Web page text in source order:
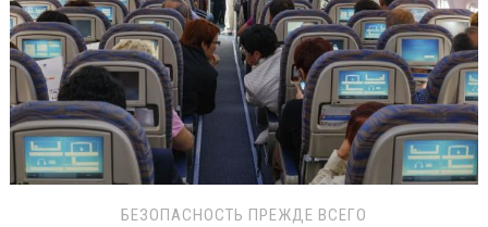
БЕЗОПАСНОСТЬ ПРЕЖДЕ ВСЕГО